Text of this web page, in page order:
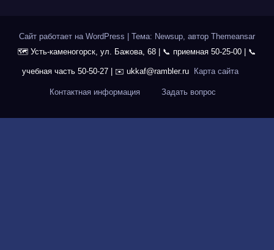
Сайт работает на WordPress Тема: Newsup, автор Themeansar
Карта сайта
Контактная информация Задать вопрос